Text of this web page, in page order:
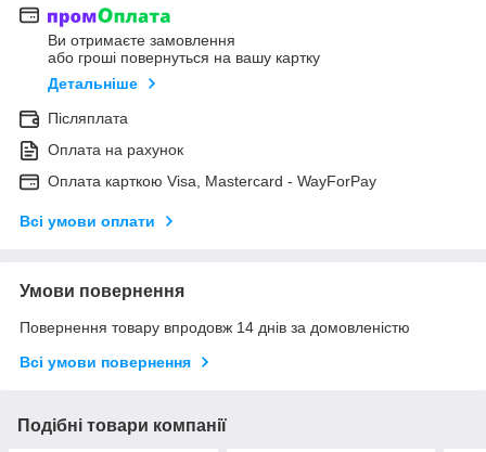
Ви отримаєте замовлення
або гроші повернуться на вашу картку
Детальніше
Післяплата
Оплата на рахунок
Оплата карткою Visa, Mastercard - WayForPay
Всі умови оплати
Умови повернення
Повернення товару впродовж 14 днів за домовленістю
Всі умови повернення
Подібні товари компанії